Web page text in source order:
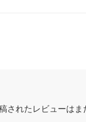
されたレビューはま